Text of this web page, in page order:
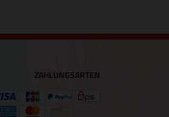
ZAHLUNGSARTEN